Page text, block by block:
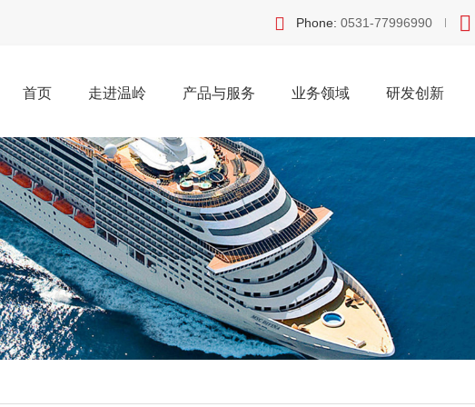
Phone: 0531-77996990
首页 走进温岭 产品与服务 业务领域 研发创新